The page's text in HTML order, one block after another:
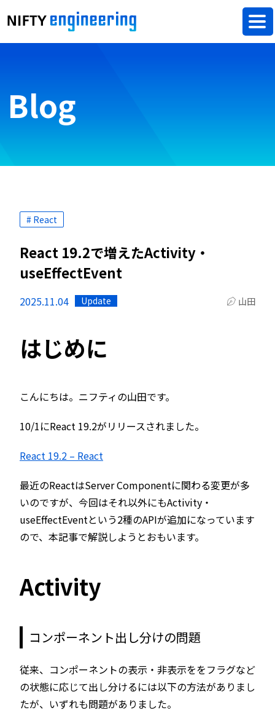
Blog
# React
React 19.2で増えたActivity・
useEffectEvent
2025.11.04 Update 山田
はじめに
こんにちは。ニフティの山田です。
10/1にReact 19.2がリリースされました。
React 19.2 – React
最近のReactはServer Componentに関わる変更が多
いのですが、今回はそれ以外にもActivity・
useEffectEventという2種のAPIが追加になっています
ので、本記事で解説しようとおもいます。
Activity
コンポーネント出し分けの問題
従来、コンポーネントの表示・非表示ををフラグなど
の状態に応じて出し分けるには以下の方法がありまし
たが、いずれも問題がありました。